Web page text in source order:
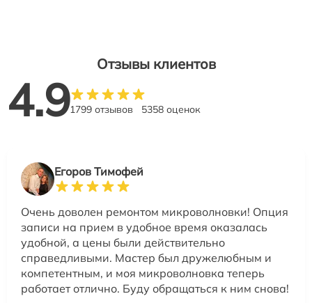
Отзывы клиентов
4.91799 отзывов 5358 оценок
Егоров Тимофей
Очень доволен ремонтом микроволновки! Опция
записи на прием в удобное время оказалась
удобной, а цены были действительно
справедливыми. Мастер был дружелюбным и
компетентным, и моя микроволновка теперь
работает отлично. Буду обращаться к ним снова!